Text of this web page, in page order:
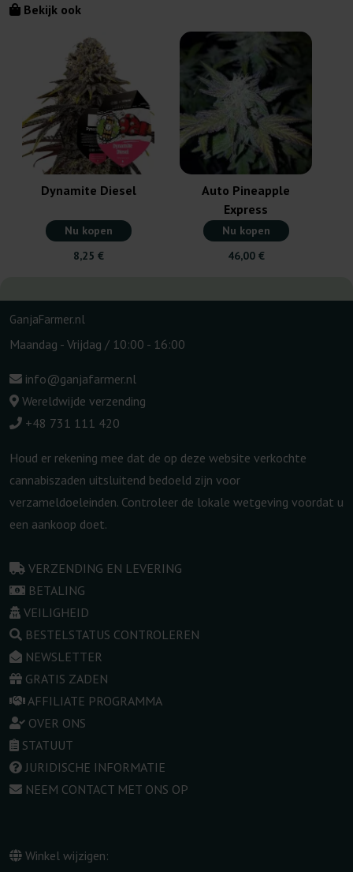
Bekijk ook
Dynamite Diesel
Nu kopen
8,25 €
Auto Pineapple
Express
Nu kopen
46,00 €
GanjaFarmer.nl
Maandag - Vrijdag / 10:00 - 16:00
info@ganjafarmer.nl
Wereldwijde verzending
+48 731 111 420
Houd er rekening mee dat de op deze website verkochte
cannabiszaden uitsluitend bedoeld zijn voor
verzameldoeleinden. Controleer de lokale wetgeving voordat u
een aankoop doet.
VERZENDING EN LEVERING
BETALING
VEILIGHEID
BESTELSTATUS CONTROLEREN
NEWSLETTER
GRATIS ZADEN
AFFILIATE PROGRAMMA
OVER ONS
STATUUT
JURIDISCHE INFORMATIE
NEEM CONTACT MET ONS OP
Winkel wijzigen: